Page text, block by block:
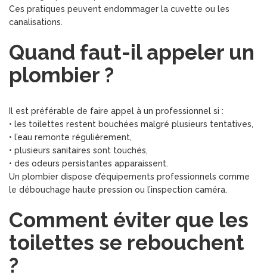
Ces pratiques peuvent endommager la cuvette ou les
canalisations.
Quand faut-il appeler un
plombier ?
Il est préférable de faire appel à un professionnel si :
• les toilettes restent bouchées malgré plusieurs tentatives,
• l’eau remonte régulièrement,
• plusieurs sanitaires sont touchés,
• des odeurs persistantes apparaissent.
Un plombier dispose d’équipements professionnels comme
le débouchage haute pression ou l’inspection caméra.
Comment éviter que les
toilettes se rebouchent
?